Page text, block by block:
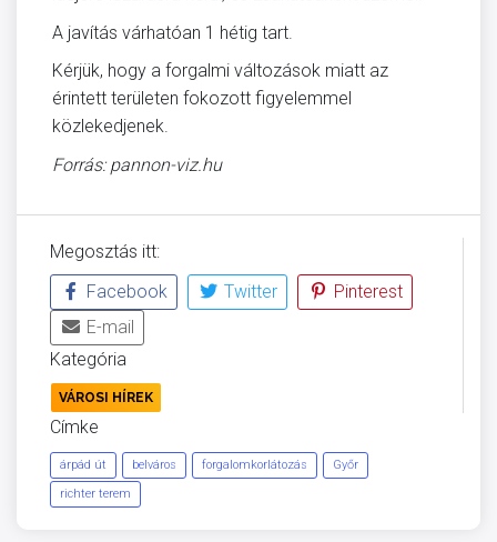
A javítás várhatóan 1 hétig tart.
Kérjük, hogy a forgalmi változások miatt az
érintett területen fokozott figyelemmel
közlekedjenek.
Forrás: pannon-viz.hu
Megosztás itt:
Facebook
Twitter
Pinterest
E-mail
Kategória
VÁROSI HÍREK
Címke
árpád út belváros forgalomkorlátozás
Győr
richter terem